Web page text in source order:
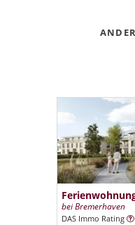
bei Bremerhaven
DAS Immo Rating